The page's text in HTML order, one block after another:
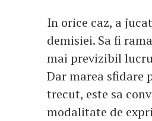
In orice caz, a
demisiei. Sa fi
mai previzibil
Dar marea sfidare
trecut, este sa
modalitate de